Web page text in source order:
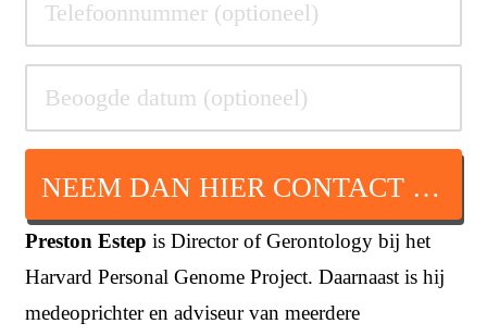
NEEM DAN HIER CONTACT OP
Preston Estep is Director of Gerontology bij het
Harvard Personal Genome Project. Daarnaast is hij
medeoprichter en adviseur van meerdere